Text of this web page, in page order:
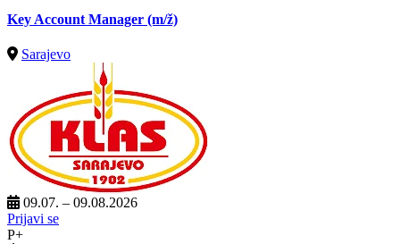
Key Account Manager (m/ž)
Sarajevo
09.07. – 09.08.2026
Prijavi se
P+